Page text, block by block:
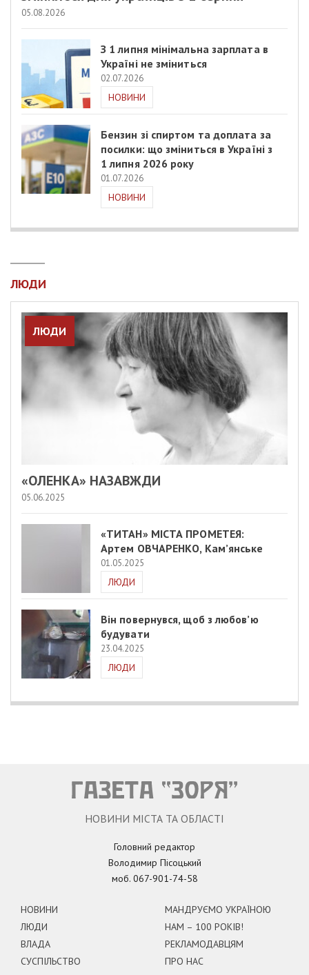
05.08.2026
З 1 липня мінімальна зарплата в
Україні не зміниться
02.07.2026
НОВИНИ
Бензин зі спиртом та доплата за
посилки: що зміниться в Україні з
1 липня 2026 року
01.07.2026
НОВИНИ
ЛЮДИ
ЛЮДИ
«ОЛЕНКА» НАЗАВЖДИ
05.06.2025
«ТИТАН» МІСТА ПРОМЕТЕЯ:
Артем ОВЧАРЕНКО, Кам’янське
01.05.2025
ЛЮДИ
Він повернувся, щоб з любов’ю
будувати
23.04.2025
ЛЮДИ
НОВИНИ МІСТА ТА ОБЛАСТІ
Головний редактор
Володимир Пісоцький
моб. 067-901-74-58
НОВИНИ
ЛЮДИ
ВЛАДА
СУСПІЛЬСТВО
МАНДРУЄМО УКРАЇНОЮ
НАМ – 100 РОКІВ!
РЕКЛАМОДАВЦЯМ
ПРО НАС